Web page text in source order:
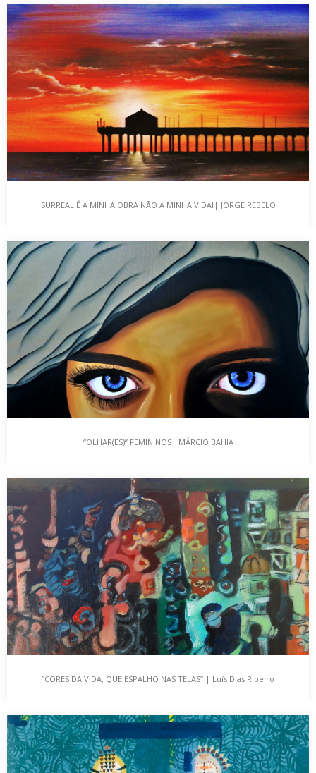
25 DE ABRIL | O PRESENTE, PASSADO…
“25 de Abril de 2020 – Separados pelo vírus, mas unidos pela
Arte” Faz hoje 46…
SURREAL É A MINHA OBRA NÃO A MINHA VIDA!|
JORGE REBELO
“Entre o espaço de criação e o espaço de exposição” Vida com
Arte!/Encontr(A)rte, é uma categoria…
SURREAL É A MINHA OBRA NÃO A MINHA VIDA!| JORGE REBELO
“OLHAR(ES)” FEMININOS| MÁRCIO BAHIA
A propósito das comemorações do Dia Internacional da Mulher,
desafiei o artista plástico Márcio Bahia para…
“OLHAR(ES)” FEMININOS| MÁRCIO BAHIA
“CORES DA VIDA, QUE ESPALHO NAS TELAS” | Luís
Dias Ribeiro
Este meu espaço, onde posso partilhar com todos, trabalhos de
“CORES DA VIDA, QUE ESPALHO NAS TELAS” | Luís Dias Ribeiro